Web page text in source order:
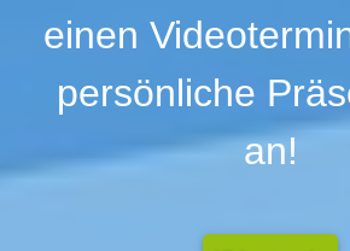
einen
persönliche
an!